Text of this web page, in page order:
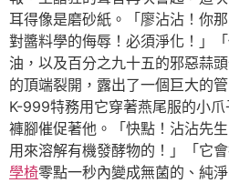
耳得像是磨砂紙。「廖沾沾！你
對醬料學的侮辱！必須淨化！」
油，以及百分之九十五的邪惡蒜
的頂端裂開，露出了一個巨大的
K-999特務用它穿著燕尾服的小
褲腳催促著他。「快點！沾沾先
用來溶解有機發酵物的！」「它
學椅零點一秒內變成無菌的、純